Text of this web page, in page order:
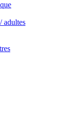
adultes